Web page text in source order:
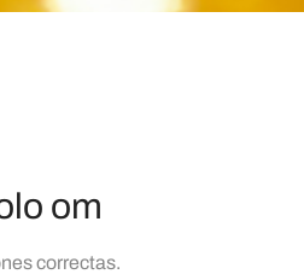
om
correctas.